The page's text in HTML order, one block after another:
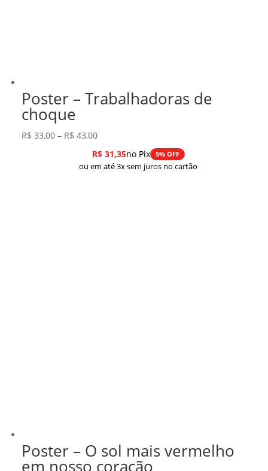
Poster – Trabalhadoras de
choque
R$ 33,00 – R$ 43,00Faixa
de
preço:
R$31,35no Pix 5% OFF
ou em até 3x sem juros no cartão
Poster – O sol mais vermelho
em nosso coração